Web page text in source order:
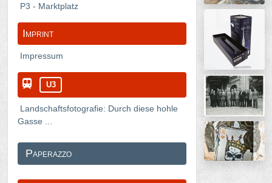
P3 - Marktplatz
Imprint
Impressum
U3
Landschaftsfotografie: Durch diese hohle
Gasse ...
Paperazzo